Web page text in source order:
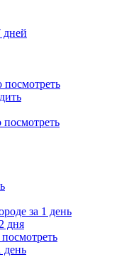
дней
посмотреть
посмотреть
за 1 день
дня
день